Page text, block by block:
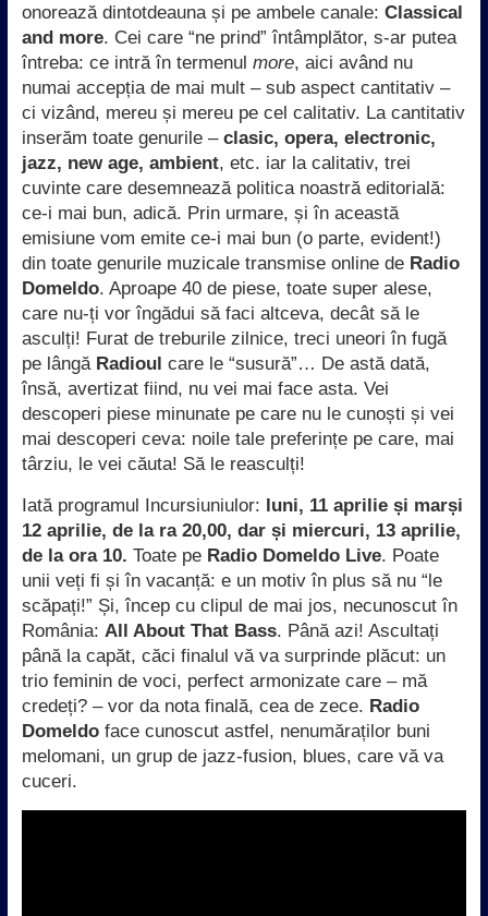
onorează dintotdeauna și pe ambele canale: Classical
and more. Cei care “ne prind” întâmplător, s-ar putea
întreba: ce intră în termenul more, aici având nu
numai accepția de mai mult – sub aspect cantitativ –
ci vizând, mereu și mereu pe cel calitativ. La cantitativ
inserăm toate genurile – clasic, opera, electronic,
jazz, new age, ambient, etc. iar la calitativ, trei
cuvinte care desemnează politica noastră editorială:
ce-i mai bun, adică. Prin urmare, și în această
emisiune vom emite ce-i mai bun (o parte, evident!)
din toate genurile muzicale transmise online de Radio
Domeldo. Aproape 40 de piese, toate super alese,
care nu-ți vor îngădui să faci altceva, decât să le
asculți! Furat de treburile zilnice, treci uneori în fugă
pe lângăRadioul care le “susură”… De astă dată,
însă, avertizat fiind, nu vei mai face asta. Vei
descoperi piese minunate pe care nu le cunoști și vei
mai descoperi ceva: noile tale preferințe pe care, mai
târziu, le vei căuta! Să le reasculți!
Iată programul Incursiuniulor: luni, 11 aprilie și marși
12 aprilie, de la ra 20,00, dar și miercuri, 13 aprilie,
de la ora 10. Toate pe Radio Domeldo Live. Poate
unii veți fi și în vacanță: e un motiv în plus să nu “le
scăpați!” Și, încep cu clipul de mai jos, necunoscut în
România: All About That Bass. Până azi! Ascultați
până la capăt, căci finalul vă va surprinde plăcut: un
trio feminin de voci, perfect armonizate care – mă
credeți? – vor da nota finală, cea de zece. Radio
Domeldoface cunoscut astfel, nenumăraților buni
melomani, un grup de jazz-fusion, blues, care vă va
cuceri.